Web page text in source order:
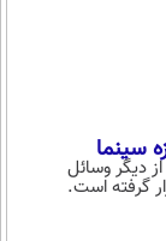
سینما
دیگر وسائل
گرفته است.